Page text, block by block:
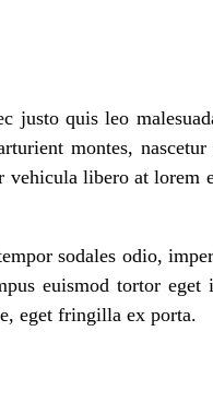
justo quis leo
montes,
libero at lorem
sodales odio,
euismod tortor eget
eget fringilla ex porta.